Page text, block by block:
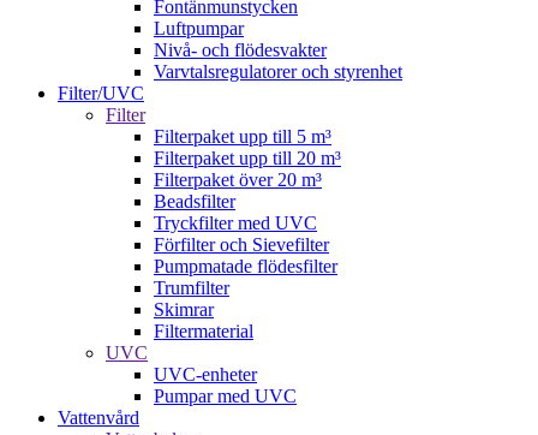
Fontänmunstycken
Luftpumpar
Nivå- och flödesvakter
Varvtalsregulatorer och styrenhet
Filter/UVC
Filter
Filterpaket upp till 5 m³
Filterpaket upp till 20 m³
Filterpaket över 20 m³
Beadsfilter
Tryckfilter med UVC
Förfilter och Sievefilter
Pumpmatade flödesfilter
Trumfilter
Skimrar
Filtermaterial
UVC
UVC-enheter
Pumpar med UVC
Vattenvård